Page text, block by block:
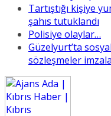
Tartıştığı kişiye
şahıs tutuklandı
Polisiye olaylar…
Güzelyurt’ta
sözleşmeler